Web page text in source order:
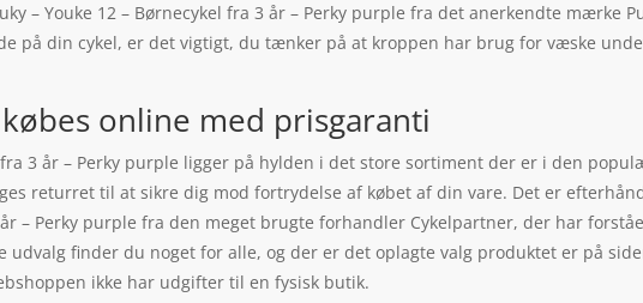
– Youke 12 – Børnecykel fra 3 år – Perky purple fra det anerkendte mærke
på din cykel, er det vigtigt, du tænker på at kroppen har brug for væske
online med prisgaranti
fra 3 år – Perky purple ligger på hylden i det store sortiment der er i den
returret til at sikre dig mod fortrydelse af købet af din vare. Det er
år – Perky purple fra den meget brugte forhandler Cykelpartner, der har
udvalg finder du noget for alle, og der er det oplagte valg produktet er på
ikke har udgifter til en fysisk butik.